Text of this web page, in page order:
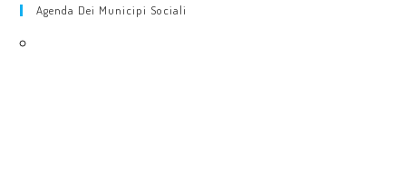
Agenda Dei Municipi Sociali